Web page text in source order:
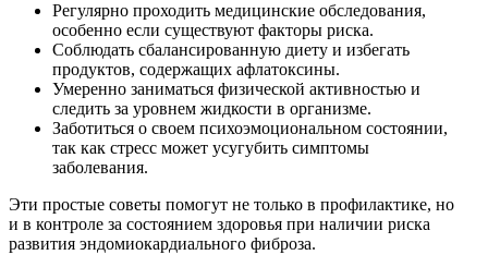
Регулярно проходить медицинские обследования,
особенно если существуют факторы риска.
Соблюдать сбалансированную диету и избегать
продуктов, содержащих афлатоксины.
Умеренно заниматься физической активностью и
следить за уровнем жидкости в организме.
Заботиться о своем психоэмоциональном состоянии,
так как стресс может усугубить симптомы
заболевания.
Эти простые советы помогут не только в профилактике, но
и в контроле за состоянием здоровья при наличии риска
развития эндомиокардиального фиброза.